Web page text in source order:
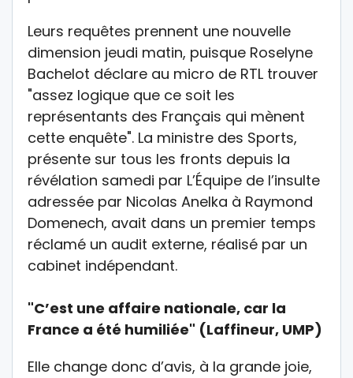
Leurs requêtes prennent une nouvelle
dimension jeudi matin, puisque Roselyne
Bachelot déclare au micro de RTL trouver
"assez logique que ce soit les
représentants des Français qui mènent
cette enquête". La ministre des Sports,
présente sur tous les fronts depuis la
révélation samedi par L’Équipe de l’insulte
adressée par Nicolas Anelka à Raymond
Domenech, avait dans un premier temps
réclamé un audit externe, réalisé par un
cabinet indépendant.
"C’est une affaire nationale, car la
France a été humiliée" (Laffineur, UMP)
Elle change donc d’avis, à la grande joie,